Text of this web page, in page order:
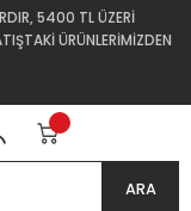
5400 TL ÜZERİ
ÜRÜNLERİMİZDEN
ARA